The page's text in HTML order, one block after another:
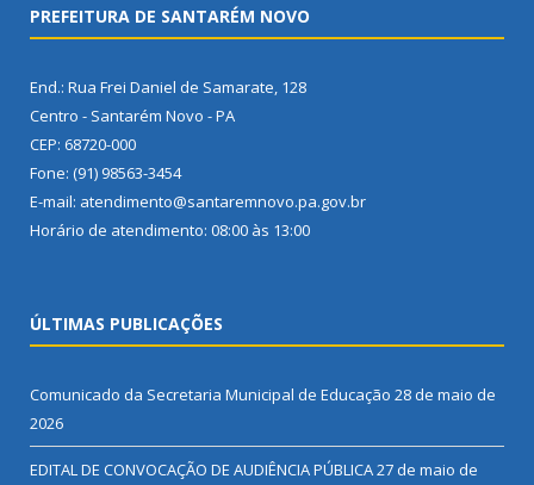
PREFEITURA DE SANTARÉM NOVO
End.: Rua Frei Daniel de Samarate, 128
Centro - Santarém Novo - PA
CEP: 68720-000
Fone: (91) 98563-3454
E-mail: atendimento@santaremnovo.pa.gov.br
Horário de atendimento: 08:00 às 13:00
ÚLTIMAS PUBLICAÇÕES
Comunicado da Secretaria Municipal de Educação 28 de maio de
2026
EDITAL DE CONVOCAÇÃO DE AUDIÊNCIA PÚBLICA27 de maio de